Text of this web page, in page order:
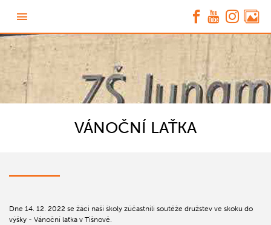
VÁNOČNÍ LAŤKA
Dne 14. 12. 2022 se žáci naší školy zúčastnili soutěže družstev ve skoku do
výšky - Vánoční laťka v Tišnově.